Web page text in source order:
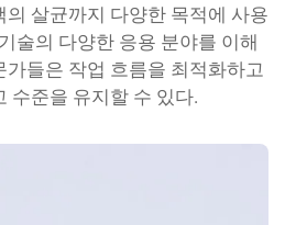
살균까지 다양한 목적에 사용
술의 다양한 응용 분야를 이해
가들은 작업 흐름을 최적화하고
수준을 유지할 수 있다.